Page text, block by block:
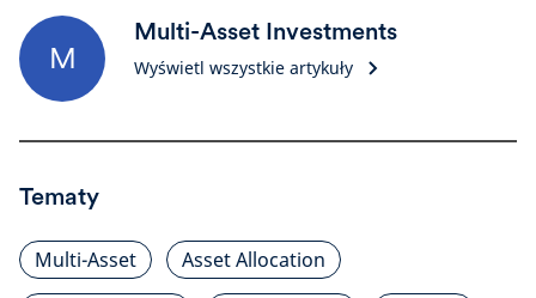
M
Multi-Asset Investments
Wyświetl wszystkie artykuły
Tematy
Multi-Asset
Asset Allocation